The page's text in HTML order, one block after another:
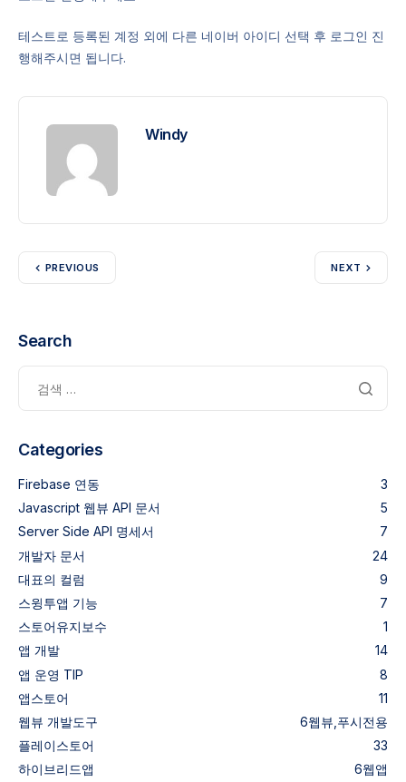
테스트로 등록된 계정 외에 다른 네이버 아이디 선택 후 로그인 진
행해주시면 됩니다.
Windy
PREVIOUS NEXT
Search
Categories
Firebase 연동
3
Javascript 웹뷰 API 문서
5
Server Side API 명세서
7
개발자 문서
24
대표의 컬럼
9
스윙투앱 기능
7
스토어유지보수
1
앱 개발
14
앱 운영 TIP
8
앱스토어
11
웹뷰
웹뷰,푸시전용
개발도구
6
플레이스토어
33
하이브리드앱
웹앱
6